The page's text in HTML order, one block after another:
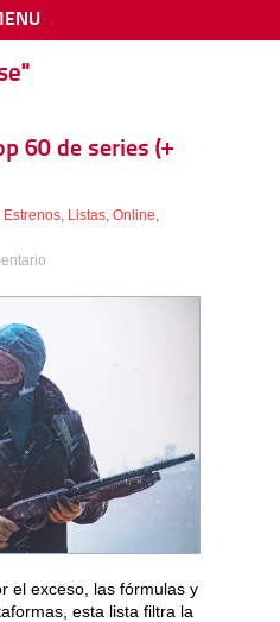
60 de series (+
Estrenos, Listas, Online,
el exceso, las fórmulas y
esta lista filtra la